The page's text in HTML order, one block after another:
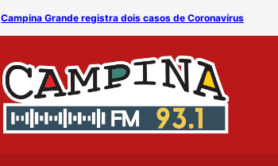
Campina Grande registra dois casos de Coronavírus